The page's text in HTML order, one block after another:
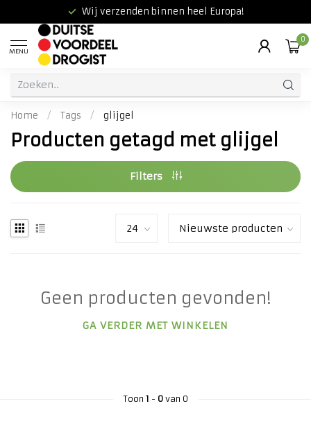
Wij verzenden binnen heel Europa!
MENU
0
Home / Tags / glijgel
Producten getagd met glijgel
Filters
Geen producten gevonden!
GA VERDER MET WINKELEN
Toon 1 - 0van 0